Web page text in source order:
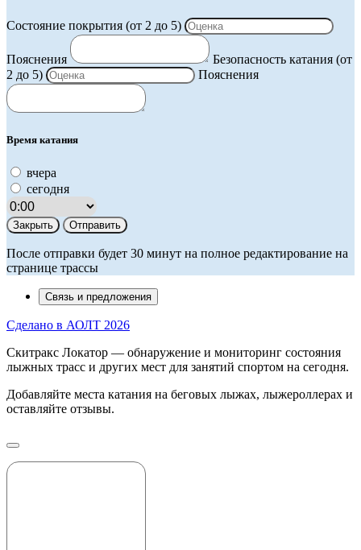
Состояние покрытия (от 2 до 5)
Пояснения
Безопасность катания (от
2 до 5)
Пояснения
Время катания
вчера
сегодня
Закрыть Отправить
После отправки будет 30 минут на полное редактирование на
странице трассы
Связь и предложения
Сделано в АОЛТ 2026
Скитракс Локатор — обнаружение и мониторинг состояния
лыжных трасс и других мест для занятий спортом на сегодня.
Добавляйте места катания на беговых лыжах, лыжероллерах и
оставляйте отзывы.